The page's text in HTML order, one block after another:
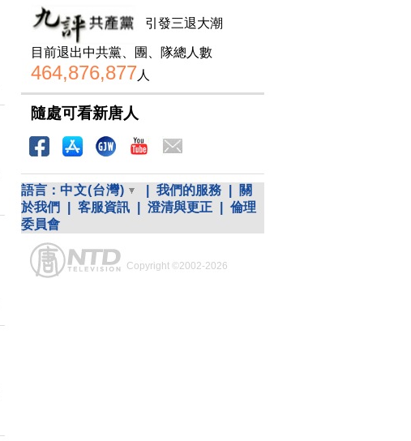
引發三退大潮
目前退出中共黨、團、隊總人數
464,876,877人
隨處可看新唐人
語言： 中文(台灣) 我們的服務
關
於我們
客服資訊 澄清與更正
倫理
委員會
Copyright ©2002-2026